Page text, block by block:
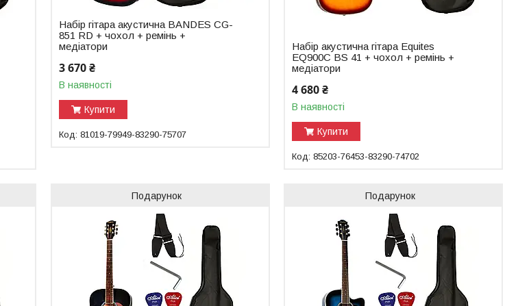
Набір гітара акустична BANDES CG-
851 RD + чохол + ремінь +
медіатори
3 670 ₴
В наявності
Купити
81019-79949-83290-75707
Набір акустична гітара Equites
EQ900C BS 41 + чохол + ремінь +
медіатори
4 680 ₴
В наявності
Купити
85203-76453-83290-74702
Подарунок Подарунок